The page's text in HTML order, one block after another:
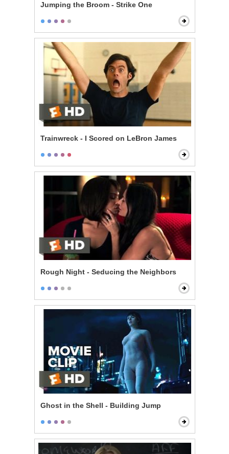
Jumping the Broom - Strike One
Trainwreck - I Scored on LeBron James
Rough Night - Seducing the Neighbors
Ghost in the Shell - Building Jump